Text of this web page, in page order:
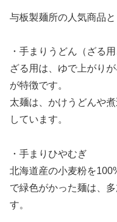
与板製麺所の人気商品
・手まりうどん（ざる用
ざる用は、ゆで上がり
が特徴です。
太麺は、かけうどんや
しています。
・手まりひやむぎ
北海道産の小麦粉を
で緑色がかった麺は、
す。